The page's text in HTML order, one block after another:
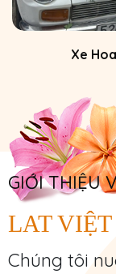
Xe Hoa
GIỚI THIỆU
LAT
Chúng tôi